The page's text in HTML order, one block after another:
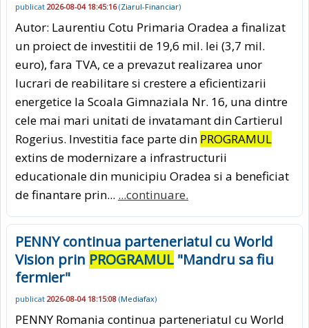
publicat 2026-08-04 18:45:16(Ziarul-Financiar)
Autor: Laurentiu Cotu Primaria Oradea a finalizat
un proiect de investitii de 19,6 mil. lei (3,7 mil.
euro), fara TVA, ce a prevazut realizarea unor
lucrari de reabilitare si crestere a eficientizarii
energetice la Scoala Gimnaziala Nr. 16, una dintre
cele mai mari unitati de invatamant din Cartierul
Rogerius. Investitia face parte din PROGRAMUL
extins de modernizare a infrastructurii
educationale din municipiu Oradea si a beneficiat
de finantare prin... ...continuare.
PENNY continua parteneriatul cu World
Vision prin PROGRAMUL "Mandru sa fiu
fermier"
publicat 2026-08-04 18:15:08 (Mediafax)
PENNY Romania continua parteneriatul cu World